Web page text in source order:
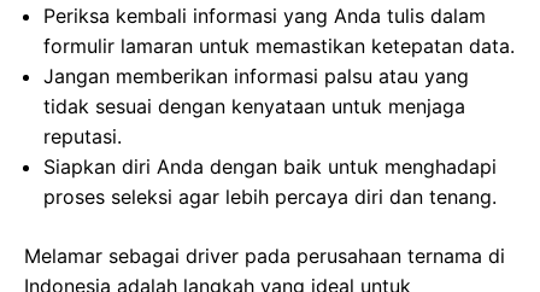
Periksa kembali informasi yang Anda tulis dalam
formulir lamaran untuk memastikan ketepatan data.
Jangan memberikan informasi palsu atau yang
tidak sesuai dengan kenyataan untuk menjaga
reputasi.
Siapkan diri Anda dengan baik untuk menghadapi
proses seleksi agar lebih percaya diri dan tenang.
Melamar sebagai driver pada perusahaan ternama di
Indonesia adalah langkah yang ideal untuk